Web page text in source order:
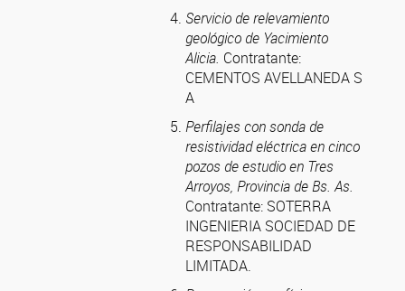
Servicio de relevamiento
geológico de Yacimiento
Alicia. Contratante:
CEMENTOS AVELLANEDA S
A
Perfilajes con sonda de
resistividad eléctrica en cinco
pozos de estudio en Tres
Arroyos, Provincia de Bs. As.
Contratante: SOTERRA
INGENIERIA SOCIEDAD DE
RESPONSABILIDAD
LIMITADA.